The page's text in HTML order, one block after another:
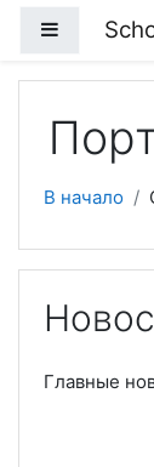
Боковая
В начало
Главные